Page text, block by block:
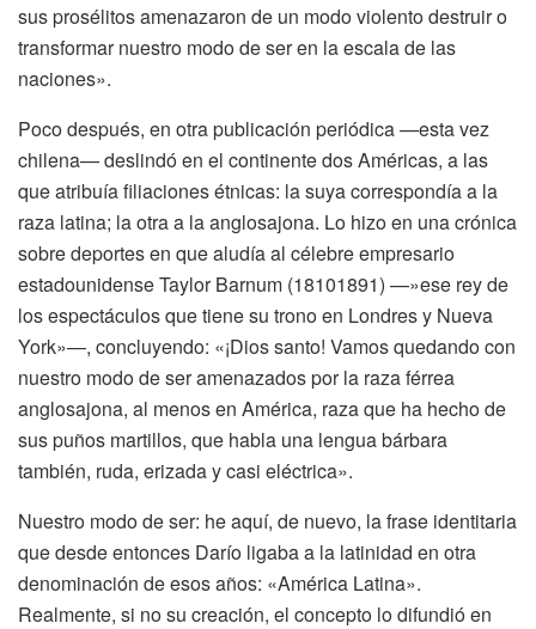
sus prosélitos amenazaron de un modo violento destruir o
transformar nuestro modo de ser en la escala de las
naciones».
Poco después, en otra publicación periódica —esta vez
chilena— deslindó en el continente dos Américas, a las
que atribuía filiaciones étnicas: la suya correspondía a la
raza latina; la otra a la anglosajona. Lo hizo en una crónica
sobre deportes en que aludía al célebre empresario
estadounidense Taylor Barnum (18101891) —»ese rey de
los espectáculos que tiene su trono en Londres y Nueva
York»—, concluyendo: «¡Dios santo! Vamos quedando con
nuestro modo de ser amenazados por la raza férrea
anglosajona, al menos en América, raza que ha hecho de
sus puños martillos, que habla una lengua bárbara
también, ruda, erizada y casi eléctrica».
Nuestro modo de ser: he aquí, de nuevo, la frase identitaria
que desde entonces Darío ligaba a la latinidad en otra
denominación de esos años: «América Latina».
Realmente, si no su creación, el concepto lo difundió en